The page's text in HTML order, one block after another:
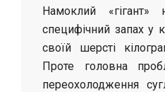
Намоклий
специфічний запах у
своїй шерсті
Проте головна
переохолодження